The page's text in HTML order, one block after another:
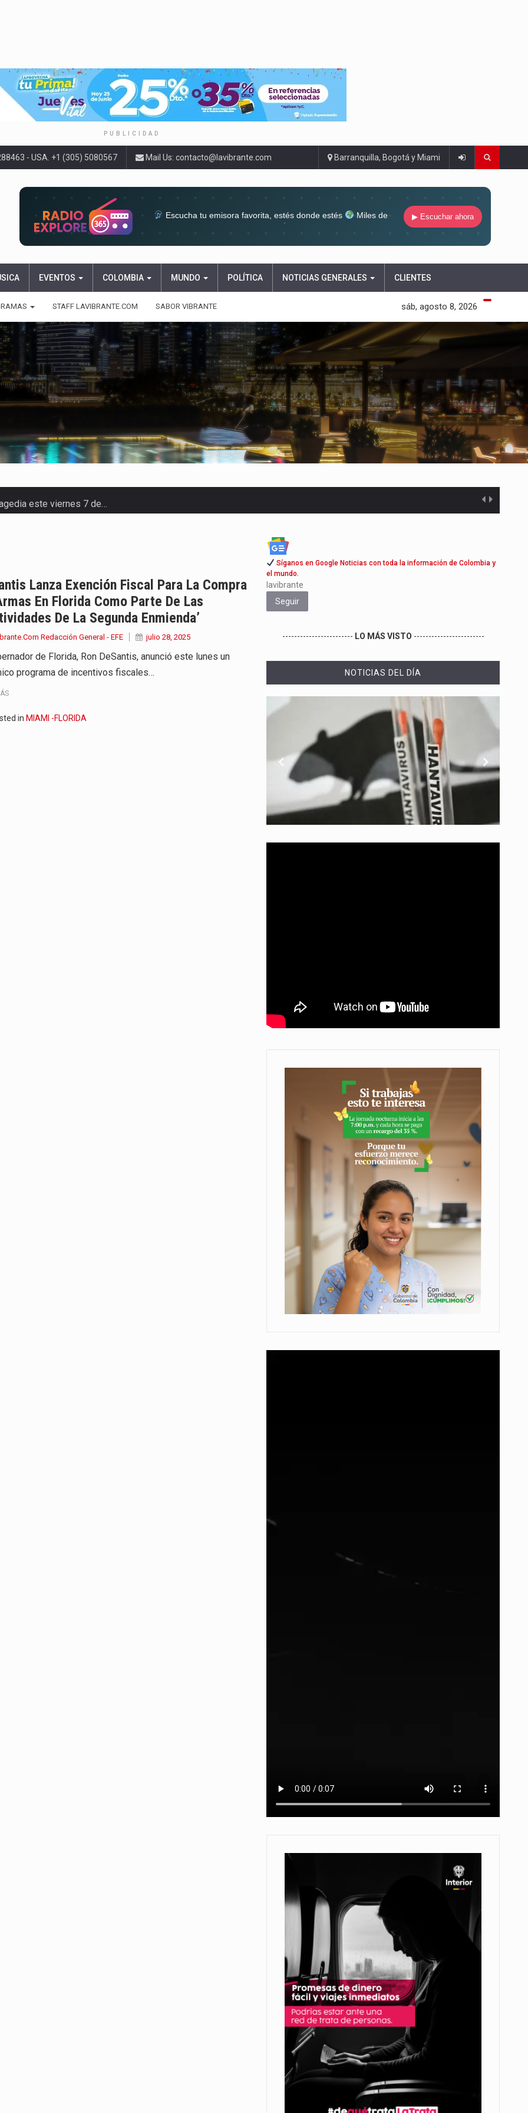
PUBLICIDAD
- USA. +1 (305) 5080567 Mail Us: contacto@lavibrante.com Barranquilla, Bogotá y Miami
Escucha tu emisora favorita, estés donde estés
Miles de
▶ Escuchar ahora
EVENTOS COLOMBIA MUNDO POLÍTICA NOTICIAS GENERALES CLIENTES
STAFF LAVIBRANTE.COM SABOR VIBRANTE sáb, agosto 8, 2026
este viernes 7 de…
dejó claro que la…
viernes 7 de agosto…
la ceremonia de…
cumplieron los honores…
Espriella aseguró que durante…
de la Espriella,…
Gobierno con uno de…
Lanza Exención Fiscal Para La Compra
En Florida Como Parte De Las
De La Segunda Enmienda’
Redacción General - EFE julio 28, 2025
de Florida, Ron DeSantis, anunció este lunes un
programa de incentivos fiscales…
in MIAMI -FLORIDA
Síganos en Google Noticias con toda la información de Colombia y
el mundo.
lavibrante
Seguir
------------------------ LO MÁS VISTO ------------------------
NOTICIAS DEL DÍA